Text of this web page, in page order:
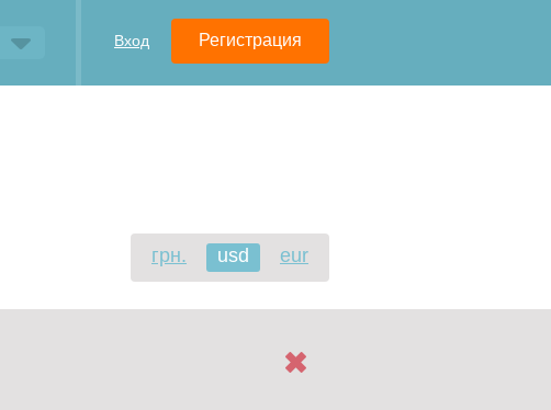
Регистрация
Вход
грн. usd eur